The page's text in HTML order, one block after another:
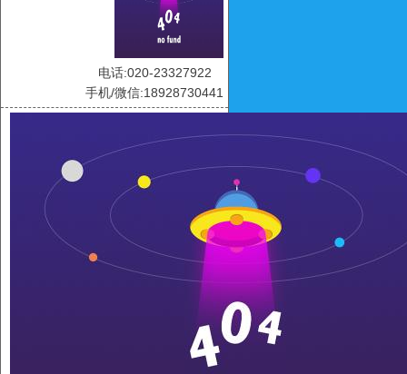
电话:020-23327922
手机/微信:18928730441